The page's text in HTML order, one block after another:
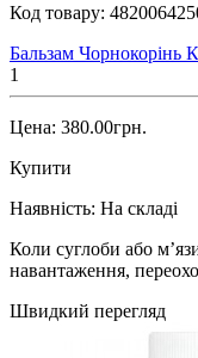
Код товару:
Бальзам Чорнокорінь
1
Цена: 380.00грн.
Купити
Наявність: На складі
Коли суглоби або
навантаження,
Швидкий перегляд